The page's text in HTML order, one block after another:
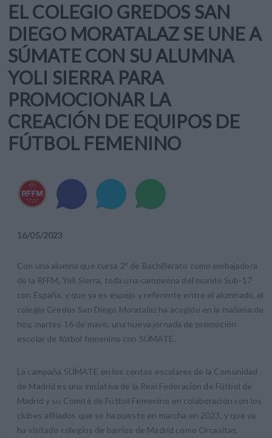
EL COLEGIO GREDOS SAN
DIEGO MORATALAZ SE UNE A
SÚMATE CON SU ALUMNA
YOLI SIERRA PARA
PROMOCIONAR LA
CREACIÓN DE EQUIPOS DE
FÚTBOL FEMENINO
16/05/2023
Con una alumna que cursa 2ª de Bachillerato como embajadora
de la RFFM, Yoli Sierra, toda una campeona del mundo Sub-17
con España, y que ya es espejo y referente entre el alumnado, el
colegio Gredos San Diego Moratalaz ha acogido en la mañana de
hoy, martes 16 de mayo, una nueva jornada de promoción
escolar de fútbol femenino con SÚMATE.
La campaña SÚMATE en los centos escolares de la Comunidad
de Madrid es una iniciativa de la Real Federación de Fútbol de
Madrid y su Comité de Fútbol Femenino en colaboración con los
clubes afiliados que se ha puesto en marcha en 2023, y que ya
ha visitado colegios de barrios de Madrid como Orcasitas,